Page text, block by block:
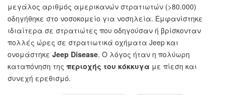
μεγάλος αριθμός αμερικανών στρατιωτών (>80.000)
οδηγήθηκε στο νοσοκομείο για νοσηλεία. Εμφανίστηκε
ιδιαίτερα σε στρατιώτες που οδηγούσαν ή βρίσκονταν
πολλές ώρες σε στρατιωτικά οχήματα Jeep και
ονομάστηκε Jeep Disease. Ο λόγος ήταν η πολύωρη
καταπόνηση της περιοχής του κόκκυγα με πίεση και
συνεχή ερεθισμό.